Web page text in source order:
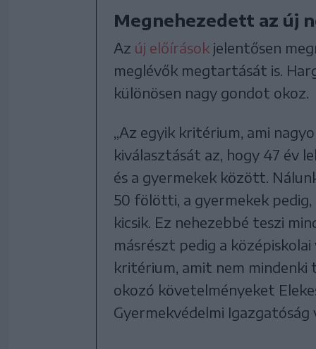
Megnehezedett az új
Az új előírások jelentősen
meglévők megtartását is.
különösen nagy gondot okoz.
„Az egyik kritérium, ami
kiválasztását az, hogy 47 év
és a gyermekek között.
50 fölötti, a gyermekek
kicsik. Ez nehezebbé teszi
másrészt pedig a
kritérium, amit nem mindenki
okozó követelményeket
Gyermekvédelmi Igazgatóság